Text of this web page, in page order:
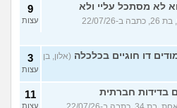
לא מסתכל עליי ולא
(כינוי, בת 26, כתבה ב-22/07/26
9
עצות
דו חוגיים בכלכלה (אלון, בן
3
עצות
בדידות חברתית
11
עצות